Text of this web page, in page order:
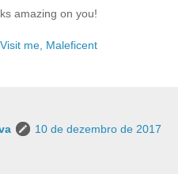
amazing on you!
me, Maleficent
10 de dezembro de 2017